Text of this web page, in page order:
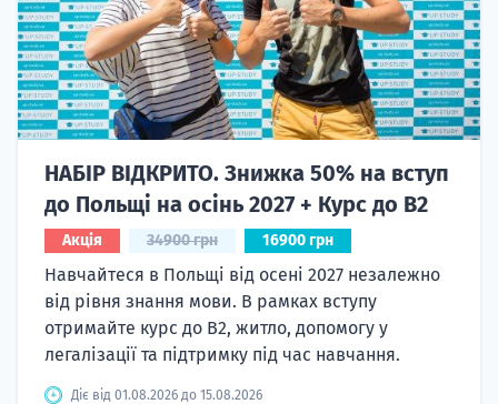
НАБІР ВІДКРИТО. Знижка 50% на вступ
до Польщі на осінь 2027 + Курс до B2
Акція 34900 грн 16900 грн
Навчайтеся в Польщі від осені 2027 незалежно
від рівня знання мови. В рамках вступу
отримайте курс до B2, житло, допомогу у
легалізації та підтримку під час навчання.
Діє від 01.08.2026 до 15.08.2026